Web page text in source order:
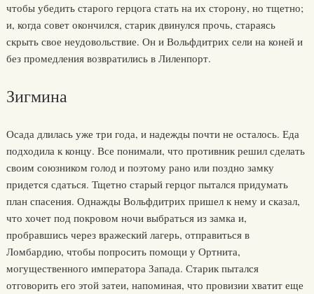
чтобы убедить старого герцога стать на их сторону, но тщетно;
и, когда совет окончился, старик двинулся прочь, стараясь
скрыть свое неудовольствие. Он и Вольфдитрих сели на коней и
без промедления возвратились в Лиленпорт.
Зигмина
Осада длилась уже три года, и надежды почти не осталось. Еда
подходила к концу. Все понимали, что противник решил сделать
своим союзником голод и поэтому рано или поздно замку
придется сдаться. Тщетно старый герцог пытался придумать
план спасения. Однажды Вольфдитрих пришел к нему и сказал,
что хочет под покровом ночи выбраться из замка и,
пробравшись через вражеский лагерь, отправиться в
Ломбардию, чтобы попросить помощи у Ортнита,
могущественного императора Запада. Старик пытался
отговорить его этой затеи, напоминая, что провизии хватит еще